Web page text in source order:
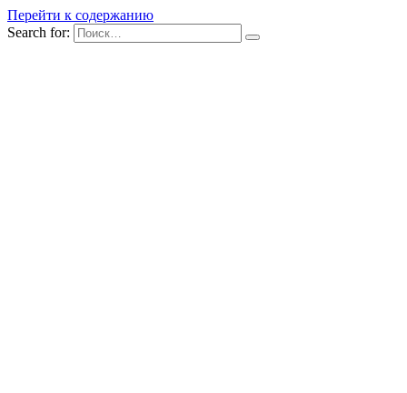
Перейти к содержанию
Search for: